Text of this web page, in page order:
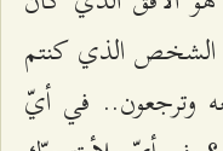
الشخص الذي كنتم
وترجعون.. في أيّ